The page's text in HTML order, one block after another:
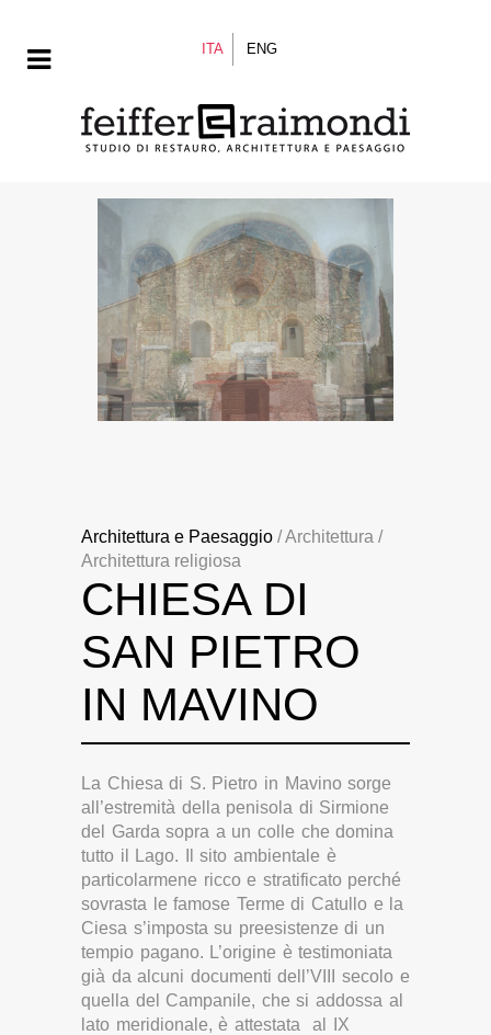
ITA ENG
Architettura e Paesaggio / Architettura /
Architettura religiosa
CHIESA DI
SAN PIETRO
IN MAVINO
La Chiesa di S. Pietro in Mavino sorge
all’estremità della penisola di Sirmione
del Garda sopra a un colle che domina
tutto il Lago. Il sito ambientale è
particolarmene ricco e stratificato perché
sovrasta le famose Terme di Catullo e la
Ciesa s’imposta su preesistenze di un
tempio pagano. L’origine è testimoniata
già da alcuni documenti dell’VIII secolo e
quella del Campanile, che si addossa al
lato meridionale, è attestata al IX